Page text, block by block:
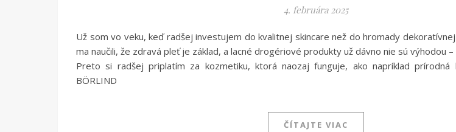
4. februára 2025
Už som vo veku, keď radšej investujem do kvalitnej skincare než do hromady
ma naučili, že zdravá pleť je základ, a lacné drogériové produkty už dávno nie sú výhodou
Preto si radšej priplatím za kozmetiku, ktorá naozaj funguje, ako napríklad prírodná
BÖRLIND
ČÍTAJTE VIAC